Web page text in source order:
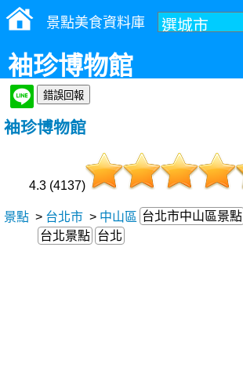
景點美食資料庫
袖珍博物館
袖珍博物館
4.3 (4137)
景點 > 台北市 > 中山區 台北市中山區景點
台北景點 台北